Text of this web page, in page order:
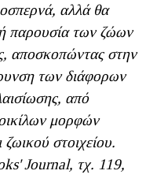
αλλά θα
παρουσία των ζώων
αποσκοπώντας στην
των διάφορων
από
μορφών
στοιχείου.
Journal, τχ. 119,